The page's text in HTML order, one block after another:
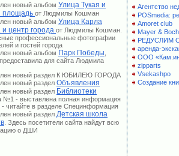
новый альбом Улица Тукая и
площадь от Людмилы Кошман
новый альбом Улица Карла
и центр города от Людмилы Кошман.
профессиональные фотографии
и гостей города
новый альбом Парк Победы
для сайта Людмила
новый раздел К ЮБИЛЕЮ ГОРОДА
новый раздел Объявления
новый раздел Библиотеки
№1 - выставлена полная информация
читайте в разделе Специнформация
новый раздел Детская школа
. Здесь посетители сайта найдут всю
о ДШИ
Агентство
POSmedia:
Amoret club
Mayer & Boch
РЕДУСЛИМ
аренда-
ООО
zipparts
Vsekashpo
Создание